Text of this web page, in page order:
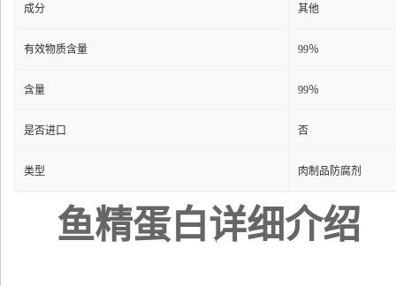
成分 其他
有效物质含量 99％
含量 99％
是否进口 否
类型 肉制品防腐剂
鱼精蛋白详细介绍